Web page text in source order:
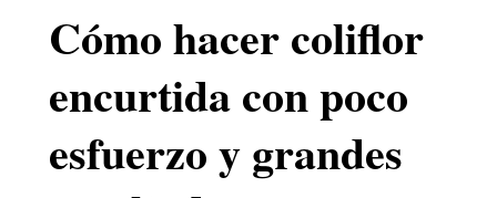
Cómo hacer coliflor
encurtida con poco
esfuerzo y grandes